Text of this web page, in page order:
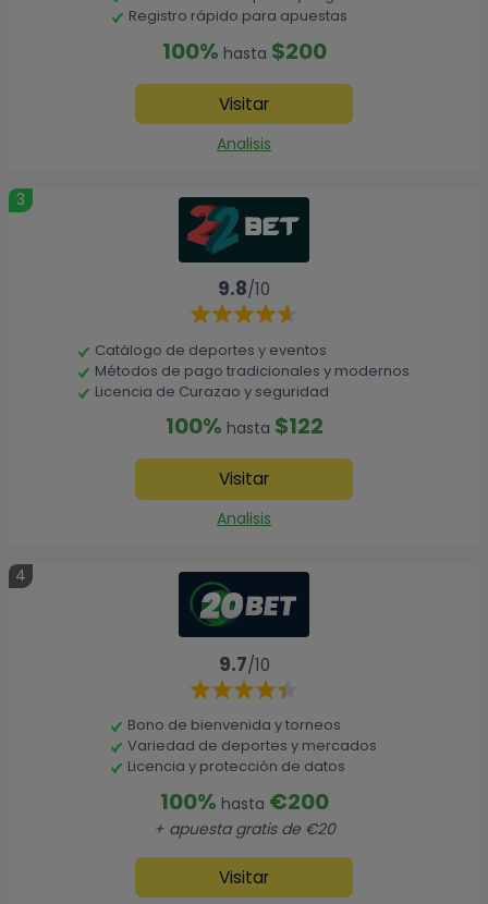
Registro rápido para apuestas
100% hasta $200
Visitar
Analisis
3
9.8/10
Catálogo de deportes y eventos
Métodos de pago tradicionales y modernos
Licencia de Curazao y seguridad
100% hasta $122
Visitar
Analisis
4
9.7/10
Bono de bienvenida y torneos
Variedad de deportes y mercados
Licencia y protección de datos
100% hasta €200
+ apuesta gratis de €20
Visitar